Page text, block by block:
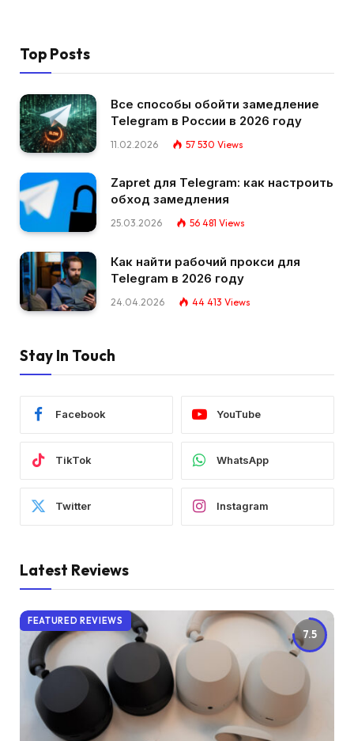
Top Posts
Все способы обойти замедление
Telegram в России в 2026 году
11.02.2026 57 530 Views
Zapret для Telegram: как настроить
обход замедления
25.03.2026 56 481 Views
Как найти рабочий прокси для
Telegram в 2026 году
24.04.2026 44 413 Views
Stay In Touch
Facebook YouTube
TikTok WhatsApp
Twitter Instagram
Latest Reviews
7.5
FEATURED REVIEWS